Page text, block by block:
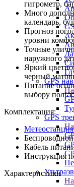
GPS
GPS
гигрометр,
Много
календарь,
Прогноз
уровни
Точные
наружного
Яркий
черный
Питание
выбору
Комплектация:
Метеостанция
Кабель
Инструкция
Характеристики